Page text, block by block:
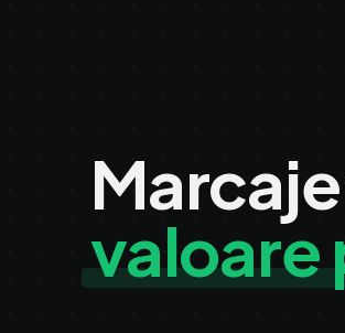
valoare